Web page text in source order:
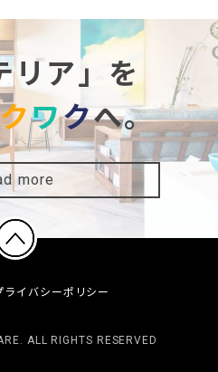
リア」を
クワクへ。
more
ライバシーポリシー
ALL RIGHTS RESERVED